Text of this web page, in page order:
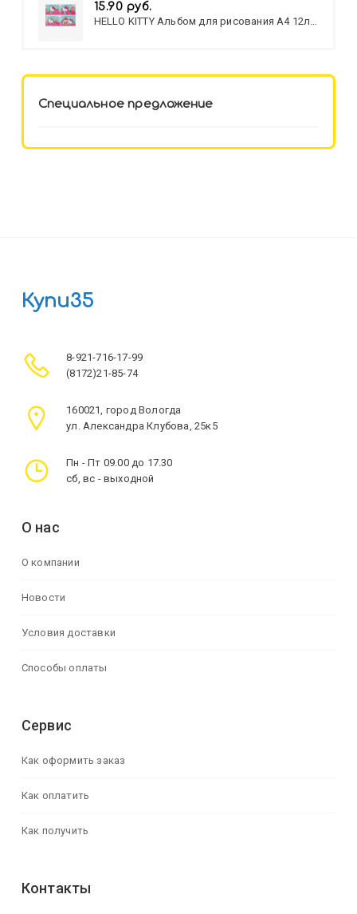
15.90 руб.
HELLO KITTY Альбом для рисования А4 12л.
Специальное предложение
Купи35
8-921-716-17-99
(8172)21-85-74
160021, город Вологда
ул. Александра Клубова, 25к5
Пн - Пт 09.00 до 17.30
сб, вс - выходной
О нас
О компании
Новости
Условия доставки
Способы оплаты
Сервис
Как оформить заказ
Как оплатить
Как получить
Контакты